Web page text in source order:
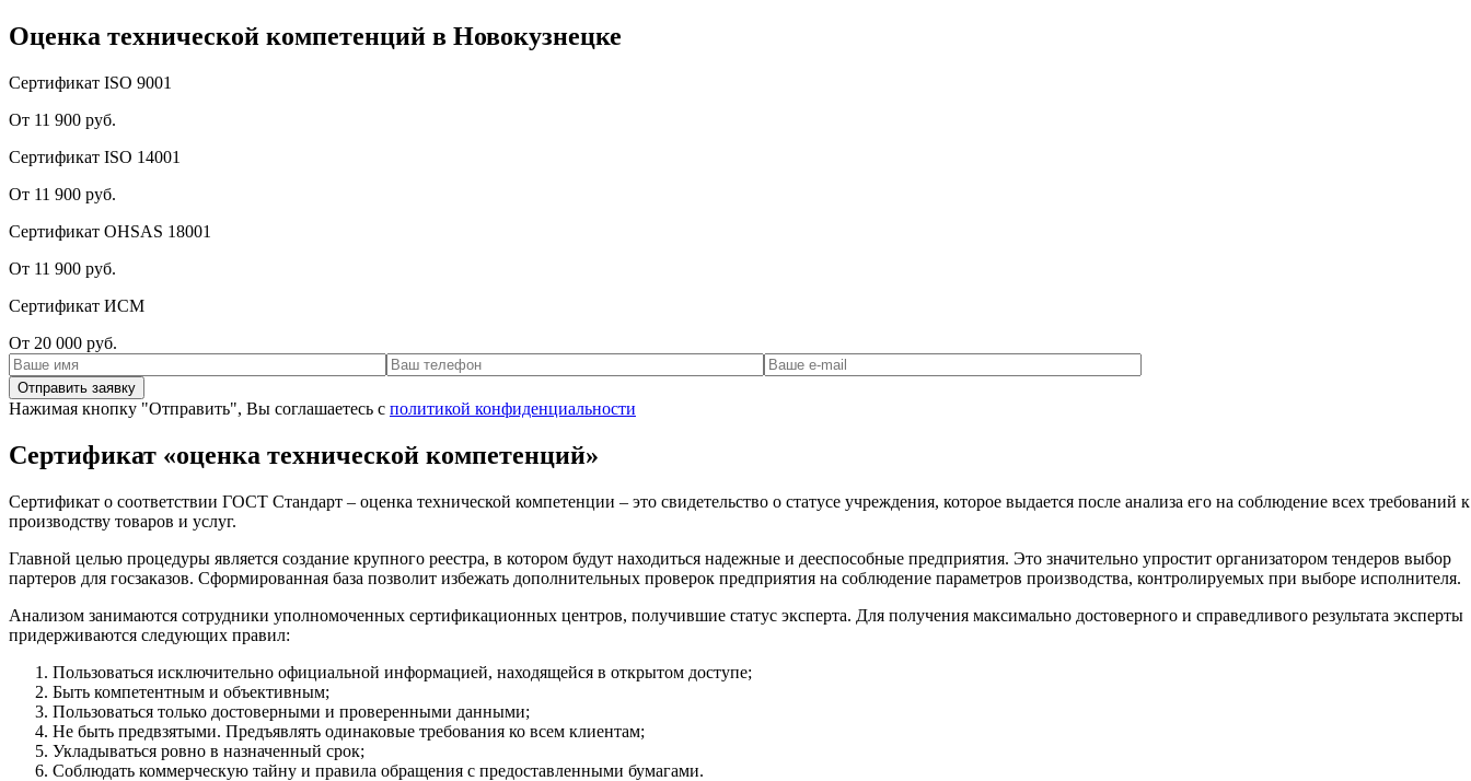
Оценка технической компетенций в Новокузнецке
Сертификат ISO 9001
От 11 900 руб.
Сертификат ISO 14001
От 11 900 руб.
Сертификат OHSAS 18001
От 11 900 руб.
Сертификат ИСМ
От 20 000 руб.
Нажимая кнопку "Отправить", Вы соглашаетесь с политикой конфиденциальности
Сертификат «оценка технической компетенций»
Сертификат о соответствии ГОСТ Стандарт – оценка технической компетенции – это свидетельство о статусе учреждения, которое выдается после анализа его на соблюдение всех требований к
производству товаров и услуг.
Главной целью процедуры является создание крупного реестра, в котором будут находиться надежные и дееспособные предприятия. Это значительно упростит организатором тендеров выбор
партеров для госзаказов. Сформированная база позволит избежать дополнительных проверок предприятия на соблюдение параметров производства, контролируемых при выборе исполнителя.
Анализом занимаются сотрудники уполномоченных сертификационных центров, получившие статус эксперта. Для получения максимально достоверного и справедливого результата эксперты
придерживаются следующих правил:
Пользоваться исключительно официальной информацией, находящейся в открытом доступе;
Быть компетентным и объективным;
Пользоваться только достоверными и проверенными данными;
Не быть предвзятыми. Предъявлять одинаковые требования ко всем клиентам;
Укладываться ровно в назначенный срок;
Соблюдать коммерческую тайну и правила обращения с предоставленными бумагами.